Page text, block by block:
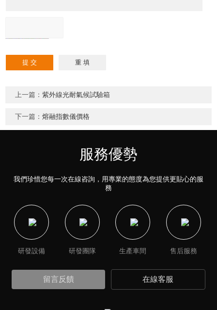
上一篇：紫外線光耐氣候試驗箱
下一篇：熔融指數儀價格
服務優勢
我們珍惜您每一次在線咨詢，用專業的態度為您提供更貼心的服
務
研發設備 研發團隊 生產車間 售后服務
留言反饋 在線客服